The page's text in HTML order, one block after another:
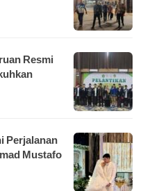
Resmi
Perjalanan
Mustafo